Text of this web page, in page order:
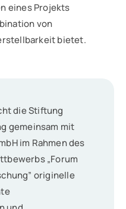
eines Projekts
von
bietet.
die Stiftung
gemeinsam mit
im Rahmen des
„Forum
originelle